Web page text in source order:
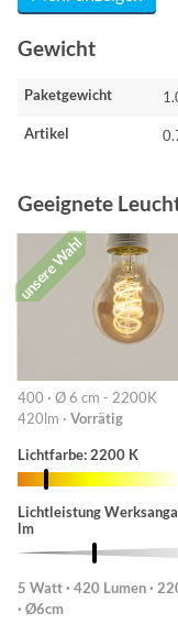
Gewicht
Paketgewicht
Artikel
Geeignete
unsere Wahl
400 · Ø 6 cm - 2200K
420lm · Vorrätig
Lichtfarbe: 2200 K
Lichtleistung
lm
5 Watt · 420 Lumen ·
· Ø6cm